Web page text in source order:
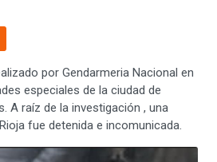
por Gendarmeria Nacional en
especiales de la ciudad de
A raíz de la investigación , una
fue detenida e incomunicada.